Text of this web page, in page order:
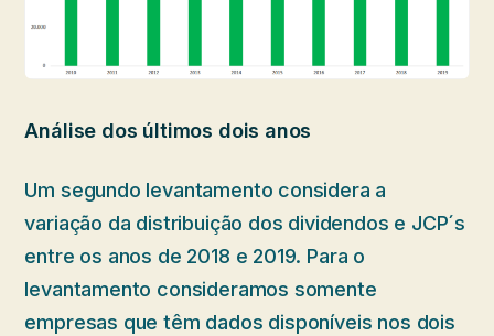
Análise dos últimos dois anos
Um segundo levantamento considera a
variação da distribuição dos dividendos e JCP´s
entre os anos de 2018 e 2019. Para o
levantamento consideramos somente
empresas que têm dados disponíveis nos dois